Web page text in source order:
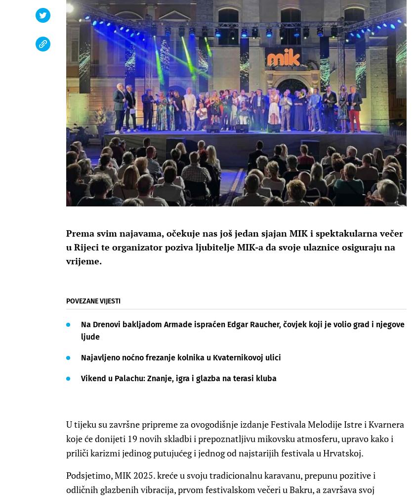
Prema svim najavama, očekuje nas još jedan sjajan MIK i spektakularna večer
u Rijeci te organizator poziva ljubitelje MIK-a da svoje ulaznice osiguraju na
vrijeme.
POVEZANE VIJESTI
Na Drenovi bakljadom Armade ispraćen Edgar Raucher, čovjek koji je volio grad i njegove
ljude
Najavljeno noćno frezanje kolnika u Kvaternikovoj ulici
Vikend u Palachu: Znanje, igra i glazba na terasi kluba
U tijeku su završne pripreme za ovogodišnje izdanje Festivala Melodije Istre i Kvarnera
koje će donijeti 19 novih skladbi i prepoznatljivu mikovsku atmosferu, upravo kako i
priliči karizmi jedinog putujućeg i jednog od najstarijih festivala u Hrvatskoj.
Podsjetimo, MIK 2025. kreće u svoju tradicionalnu karavanu, prepunu pozitive i
odličnih glazbenih vibracija, prvom festivalskom večeri u Bakru, a završava svoj